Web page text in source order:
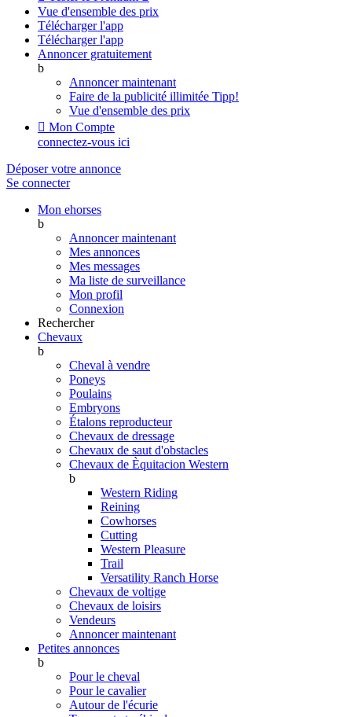
Vue d'ensemble des prix
Télécharger l'app
Télécharger l'app
Annoncer gratuitement
b
Annoncer maintenant
Faire de la publicité illimitée Tipp!
Vue d'ensemble des prix
 Mon Compte
connectez-vous ici
Déposer votre annonce
Se connecter
Mon ehorses
b
Annoncer maintenant
Mes annonces
Mes messages
Ma liste de surveillance
Mon profil
Connexion
Rechercher
Chevaux
b
Cheval à vendre
Poneys
Poulains
Embryons
Étalons reproducteur
Chevaux de dressage
Chevaux de saut d'obstacles
Chevaux de Èquitacion Western
b
Western Riding
Reining
Cowhorses
Cutting
Western Pleasure
Trail
Versatility Ranch Horse
Chevaux de voltige
Chevaux de loisirs
Vendeurs
Annoncer maintenant
Petites annonces
b
Pour le cheval
Pour le cavalier
Autour de l'écurie